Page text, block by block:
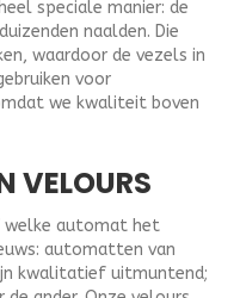
speciale manier: de
naalden. Die
waardoor de vezels in
voor
we kwaliteit boven
VELOURS
welke automat het
automatten van
kwalitatief uitmuntend;